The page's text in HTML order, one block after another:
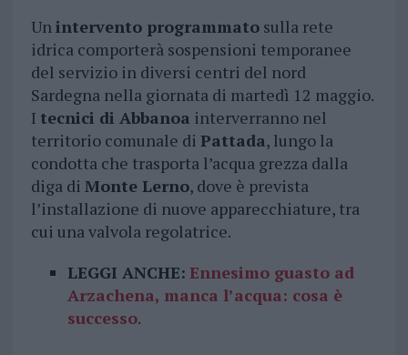
Un intervento programmatosulla rete
idrica comporterà sospensioni temporanee
del servizio in diversi centri del nord
Sardegna nella giornata di martedì 12 maggio.
I tecnici di Abbanoa interverranno nel
territorio comunale di Pattada, lungo la
condotta che trasporta l’acqua grezza dalla
diga di Monte Lerno, dove è prevista
l’installazione di nuove apparecchiature, tra
cui una valvola regolatrice.
LEGGI ANCHE: Ennesimo guasto ad
Arzachena, manca l’acqua: cosa è
successo.